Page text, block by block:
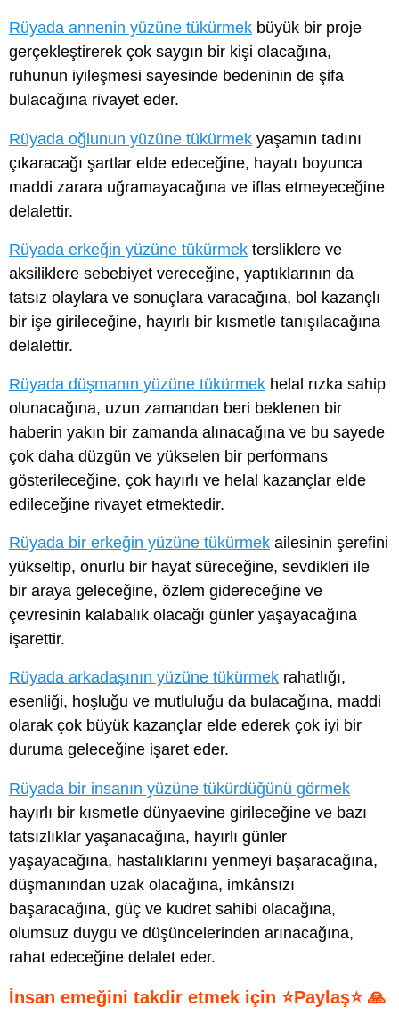
Rüyada annenin yüzüne tükürmek büyük bir proje
gerçekleştirerek çok saygın bir kişi olacağına,
ruhunun iyileşmesi sayesinde bedeninin de şifa
bulacağına rivayet eder.
Rüyada oğlunun yüzüne tükürmek yaşamın tadını
çıkaracağı şartlar elde edeceğine, hayatı boyunca
maddi zarara uğramayacağına ve iflas etmeyeceğine
delalettir.
Rüyada erkeğin yüzüne tükürmek tersliklere ve
aksiliklere sebebiyet vereceğine, yaptıklarının da
tatsız olaylara ve sonuçlara varacağına, bol kazançlı
bir işe girileceğine, hayırlı bir kısmetle tanışılacağına
delalettir.
Rüyada düşmanın yüzüne tükürmek helal rızka sahip
olunacağına, uzun zamandan beri beklenen bir
haberin yakın bir zamanda alınacağına ve bu sayede
çok daha düzgün ve yükselen bir performans
gösterileceğine, çok hayırlı ve helal kazançlar elde
edileceğine rivayet etmektedir.
Rüyada bir erkeğin yüzüne tükürmek ailesinin şerefini
yükseltip, onurlu bir hayat süreceğine, sevdikleri ile
bir araya geleceğine, özlem gidereceğine ve
çevresinin kalabalık olacağı günler yaşayacağına
işarettir.
Rüyada arkadaşının yüzüne tükürmek rahatlığı,
esenliği, hoşluğu ve mutluluğu da bulacağına, maddi
olarak çok büyük kazançlar elde ederek çok iyi bir
duruma geleceğine işaret eder.
Rüyada bir insanın yüzüne tükürdüğünü görmek
hayırlı bir kısmetle dünyaevine girileceğine ve bazı
tatsızlıklar yaşanacağına, hayırlı günler
yaşayacağına, hastalıklarını yenmeyi başaracağına,
düşmanından uzak olacağına, imkânsızı
başaracağına, güç ve kudret sahibi olacağına,
olumsuz duygu ve düşüncelerinden arınacağına,
rahat edeceğine delalet eder.
İnsan emeğini takdir etmek için ⭐Paylaş⭐ 🙏